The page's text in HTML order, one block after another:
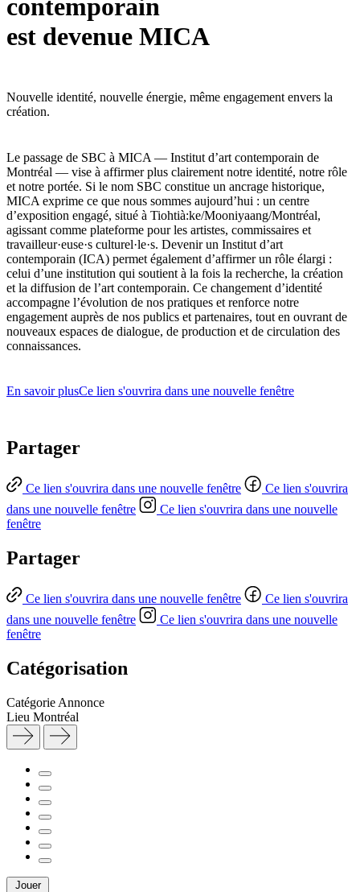
contemporain
est devenue MICA
Nouvelle identité, nouvelle énergie, même engagement envers la
création.
Le passage de SBC à MICA — Institut d’art contemporain de
Montréal — vise à affirmer plus clairement notre identité, notre rôle
et notre portée. Si le nom SBC constitue un ancrage historique,
MICA exprime ce que nous sommes aujourd’hui : un centre
d’exposition engagé, situé à Tiohtià:ke/Mooniyaang/Montréal,
agissant comme plateforme pour les artistes, commissaires et
travailleur·euse·s culturel·le·s. Devenir un Institut d’art
contemporain (ICA) permet également d’affirmer un rôle élargi :
celui d’une institution qui soutient à la fois la recherche, la création
et la diffusion de l’art contemporain. Ce changement d’identité
accompagne l’évolution de nos pratiques et renforce notre
engagement auprès de nos publics et partenaires, tout en ouvrant de
nouveaux espaces de dialogue, de production et de circulation des
connaissances.
En savoir plusCe lien s'ouvrira dans une nouvelle fenêtre
Partager
Ce lien s'ouvrira dans une nouvelle fenêtre
Ce lien s'ouvrira
dans une nouvelle fenêtre
Ce lien s'ouvrira dans une nouvelle
fenêtre
Partager
Ce lien s'ouvrira dans une nouvelle fenêtre
Ce lien s'ouvrira
dans une nouvelle fenêtre
Ce lien s'ouvrira dans une nouvelle
fenêtre
Catégorisation
Catégorie Annonce
Lieu Montréal
Jouer